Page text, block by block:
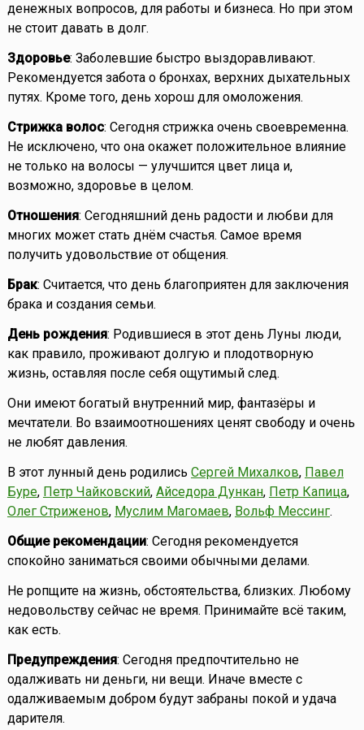
денежных вопросов, для работы и бизнеса. Но при этом
не стоит давать в долг.
Здоровье: Заболевшие быстро выздоравливают.
Рекомендуется забота о бронхах, верхних дыхательных
путях. Кроме того, день хорош для омоложения.
Стрижка волос: Сегодня стрижка очень своевременна.
Не исключено, что она окажет положительное влияние
не только на волосы — улучшится цвет лица и,
возможно, здоровье в целом.
Отношения: Сегодняшний день радости и любви для
многих может стать днём счастья. Самое время
получить удовольствие от общения.
Брак: Считается, что день благоприятен для заключения
брака и создания семьи.
День рождения: Родившиеся в этот день Луны люди,
как правило, проживают долгую и плодотворную
жизнь, оставляя после себя ощутимый след.
Они имеют богатый внутренний мир, фантазёры и
мечтатели. Во взаимоотношениях ценят свободу и очень
не любят давления.
В этот лунный день родились Сергей Михалков, Павел
Буре, Петр Чайковский, Айседора Дункан, Петр Капица,
Олег Стриженов, Муслим Магомаев, Вольф Мессинг.
Общие рекомендации: Сегодня рекомендуется
спокойно заниматься своими обычными делами.
Не ропщите на жизнь, обстоятельства, близких. Любому
недовольству сейчас не время. Принимайте всё таким,
как есть.
Предупреждения: Сегодня предпочтительно не
одалживать ни деньги, ни вещи. Иначе вместе с
одалживаемым добром будут забраны покой и удача
дарителя.